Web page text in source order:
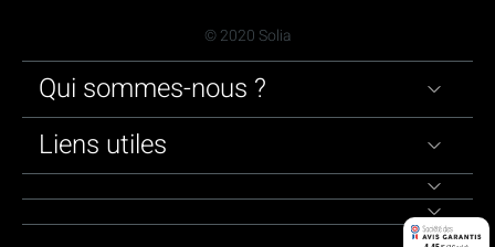
© 2020 Solia
Qui sommes-nous ?
Liens utiles